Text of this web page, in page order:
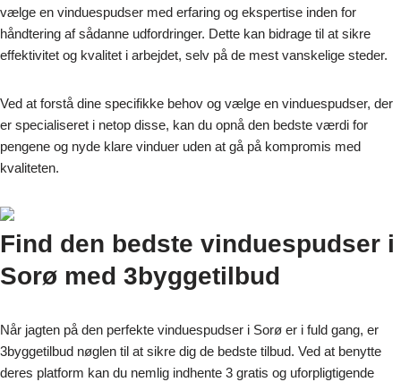
vælge en vinduespudser med erfaring og ekspertise inden for
håndtering af sådanne udfordringer. Dette kan bidrage til at sikre
effektivitet og kvalitet i arbejdet, selv på de mest vanskelige steder.
Ved at forstå dine specifikke behov og vælge en vinduespudser, der
er specialiseret i netop disse, kan du opnå den bedste værdi for
pengene og nyde klare vinduer uden at gå på kompromis med
kvaliteten.
Find den bedste vinduespudser i
Sorø med 3byggetilbud
Når jagten på den perfekte vinduespudser i Sorø er i fuld gang, er
3byggetilbud nøglen til at sikre dig de bedste tilbud. Ved at benytte
deres platform kan du nemlig indhente 3 gratis og uforpligtigende